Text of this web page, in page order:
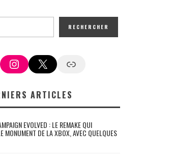
RECHERCHER
Instagram
X Google News
ARTICLES
EVOLVED : LE REMAKE QUI
MONUMENT DE LA XBOX, AVEC QUELQUES